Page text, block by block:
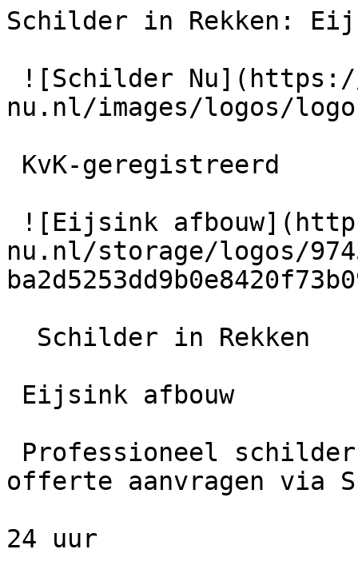
Schilder in Rekken:
nu.nl/images/logos/
nu.nl/storage/logos/
offerte aanvragen via
24 uur